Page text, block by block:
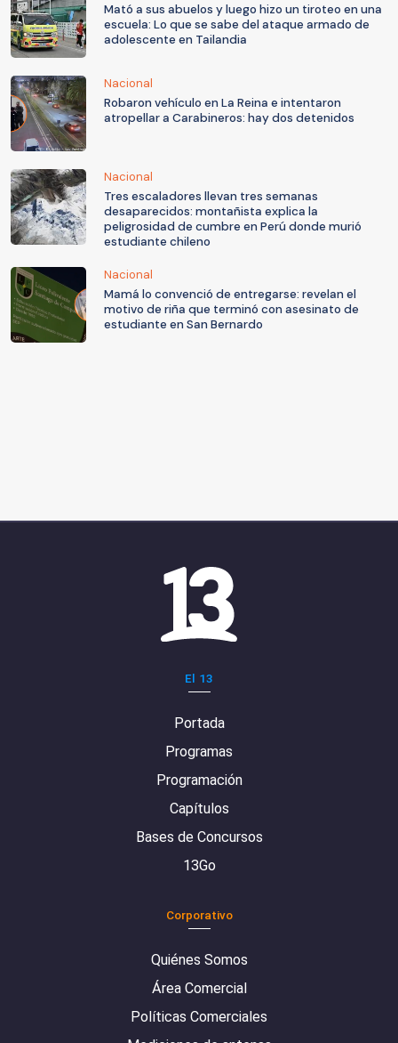
Mató a sus abuelos y luego hizo un tiroteo en una
escuela: Lo que se sabe del ataque armado de
adolescente en Tailandia
Nacional
Robaron vehículo en La Reina e intentaron
atropellar a Carabineros: hay dos detenidos
Nacional
Tres escaladores llevan tres semanas
desaparecidos: montañista explica la
peligrosidad de cumbre en Perú donde murió
estudiante chileno
Nacional
Mamá lo convenció de entregarse: revelan el
motivo de riña que terminó con asesinato de
estudiante en San Bernardo
El 13
Portada
Programas
Programación
Capítulos
Bases de Concursos
13Go
Corporativo
Quiénes Somos
Área Comercial
Políticas Comerciales